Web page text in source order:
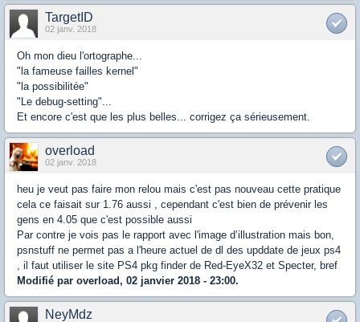
TargetID
02 janv. 2018
Oh mon dieu l'ortographe...
"la fameuse failles kernel"
"la possibilitée"
"Le debug-setting"...
Et encore c'est que les plus belles... corrigez ça sérieusement.
overload
02 janv. 2018
heu je veut pas faire mon relou mais c'est pas nouveau cette pratique
cela ce faisait sur 1.76 aussi , cependant c'est bien de prévenir les
gens en 4.05 que c'est possible aussi
Par contre je vois pas le rapport avec l'image d’illustration mais bon,
psnstuff ne permet pas a l'heure actuel de dl des upddate de jeux ps4
, il faut utiliser le site PS4 pkg finder de Red-EyeX32 et Specter, bref
Modifié par overload, 02 janvier 2018 - 23:00.
NeyMdz